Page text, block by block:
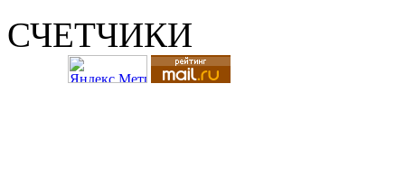
СЧЕТЧИКИ